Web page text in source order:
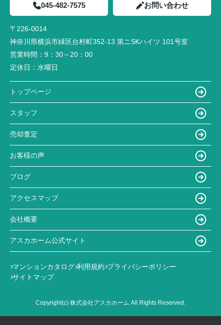
045-482-7575 お問い合わせ
〒226-0014
神奈川県横浜市緑区台村町352-13 第ニSKハイツ 101号室
営業時間： 9：30～20：00
定休日： 水曜日
トップページ
スタッフ
売却査定
お客様の声
ブログ
アクセスマップ
会社概要
アスカホーム公式サイト
マンションカタログ 利用規約 プライバシーポリシー
サイトマップ
Copyright(c) 株式会社アスカホーム All Rights Reserved.